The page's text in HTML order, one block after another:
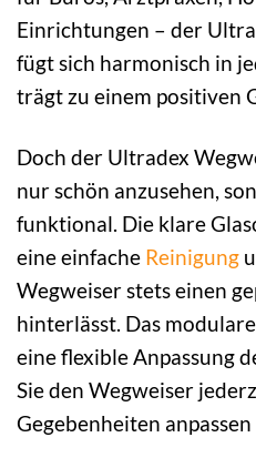
Einrichtungen – der
fügt sich harmonisch in
trägt zu einem positiven
Doch der Ultradex
nur schön anzusehen,
funktional. Die klare
eine einfache Reinigung
Wegweiser stets einen
hinterlässt. Das
eine flexible Anpassung
Sie den Wegweiser
Gegebenheiten